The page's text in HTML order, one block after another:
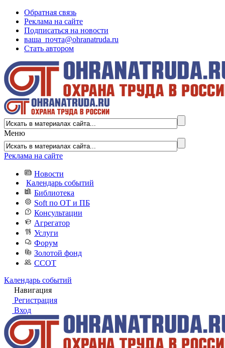
Обратная связь
Реклама на сайте
Подписаться на новости
ваша_почта@ohranatruda.ru
Стать автором
Меню
Реклама на сайте
Новости
Календарь событий
Библиотека
Soft по ОТ и ПБ
Консультации
Агрегатор
Услуги
Форум
Золотой фонд
ССОТ
Календарь событий
Навигация
Регистрация
Вход